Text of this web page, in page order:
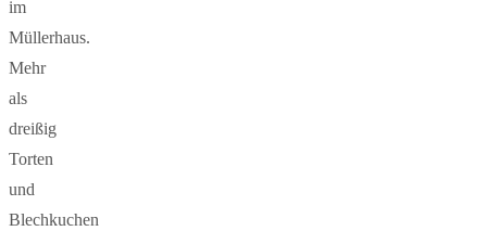
im
Müllerhaus.
Mehr
als
dreißig
Torten
und
Blechkuchen